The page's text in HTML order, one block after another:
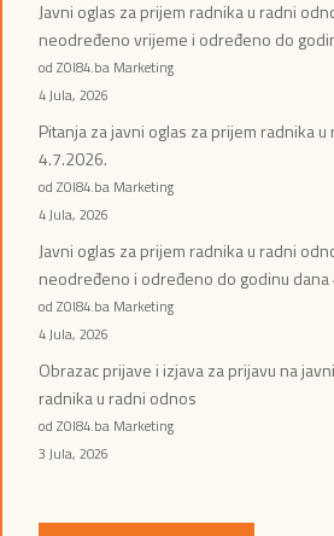
Javni oglas za prijem radnika u radni
neodređeno vrijeme i određeno do
od ZOI84.ba Marketing
4 Jula, 2026
Pitanja za javni oglas za prijem radnika
4.7.2026.
od ZOI84.ba Marketing
4 Jula, 2026
Javni oglas za prijem radnika u radni
neodređeno i određeno do godinu dana
od ZOI84.ba Marketing
4 Jula, 2026
Obrazac prijave i izjava za prijavu na
radnika u radni odnos
od ZOI84.ba Marketing
3 Jula, 2026